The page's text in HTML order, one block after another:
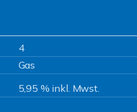
4
Gas
5,95 % inkl. Mwst.